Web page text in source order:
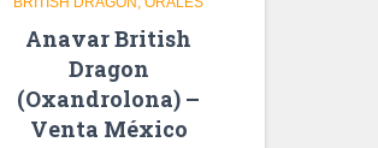
Anavar British
Dragon
(Oxandrolona) –
Venta México